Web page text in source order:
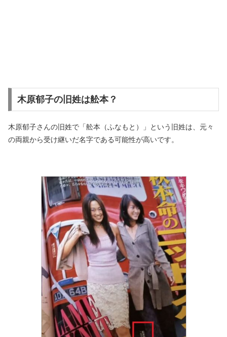
木原郁子の旧姓は舩本？
木原郁子さんの旧姓で「舩本（ふなもと）」という旧姓は、元々
の両親から受け継いだ名字である可能性が高いです。